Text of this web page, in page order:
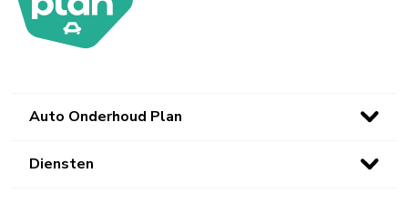
Uithoorn
Waalwijk
Auto Onderhoud Plan
Diensten